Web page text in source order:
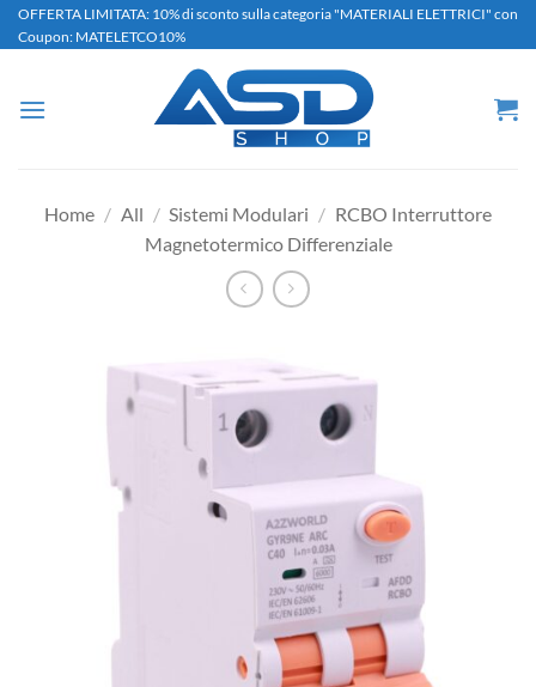
Salta
ai
OFFERTA LIMITATA: 10% di sconto sulla categoria "MATERIALI ELETTRICI" con
Coupon: MATELETCO10%
Home / All / Sistemi Modulari / RCBO Interruttore
Magnetotermico Differenziale